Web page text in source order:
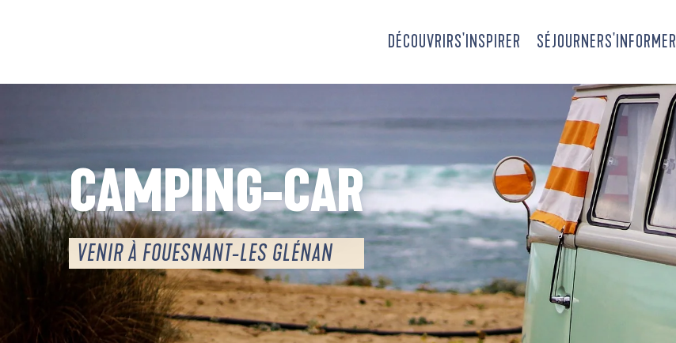
DÉCOUVRIRS'INSPIRER SÉJOURNERS'INFORMER
CAMPING-CAR
VENIR À FOUESNANT-LES GLÉNAN